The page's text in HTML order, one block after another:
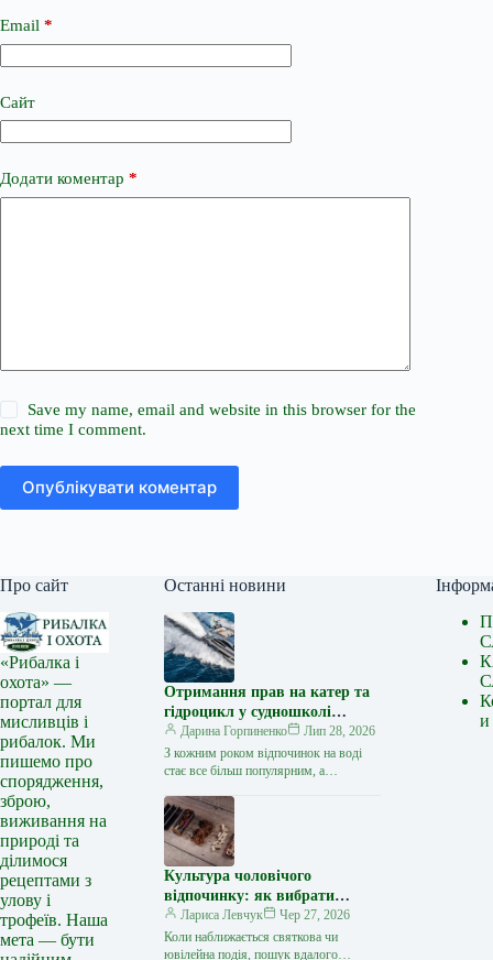
Email *
Сайт
Додати коментар *
Save my name, email and website in this browser for the
next time I comment.
Опублікувати коментар
Про сайт
«Рибалка і
охота» —
портал для
мисливців і
рибалок. Ми
пишемо про
спорядження,
зброю,
виживання на
природі та
ділимося
рецептами з
улову і
трофеїв. Наша
мета — бути
Останні новини
Отримання прав на катер та
гідроцикл у судношколі
«Либідь-А»: від теорії до
іспиту
Дарина Горпиненко
Лип 28, 2026
З кожним роком відпочинок на воді
стає все більш популярним, а
чи гідроциклом відкриває нові
горизонти…
Культура чоловічого
відпочинку: як вибрати
стильний та корисний
подарунок
Лариса Левчук
Чер 27, 2026
Коли наближається святкова чи
ювілейна подія, пошук вдалого
и